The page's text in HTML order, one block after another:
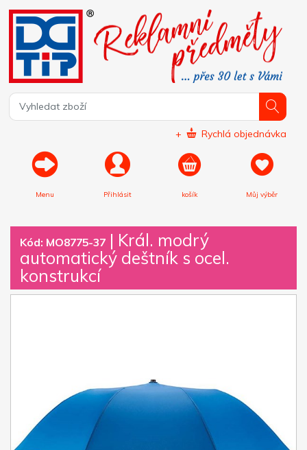
+ Rychlá objednávka
Menu Přihlásit košík Můj výběr
Kód: MO8775-37 | Král. modrý
automatický deštník s ocel.
konstrukcí